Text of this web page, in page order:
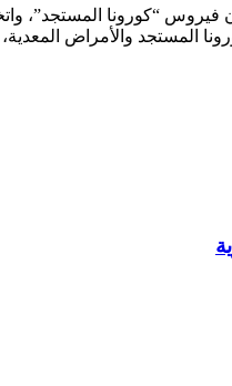
“كورونا المستجد”،